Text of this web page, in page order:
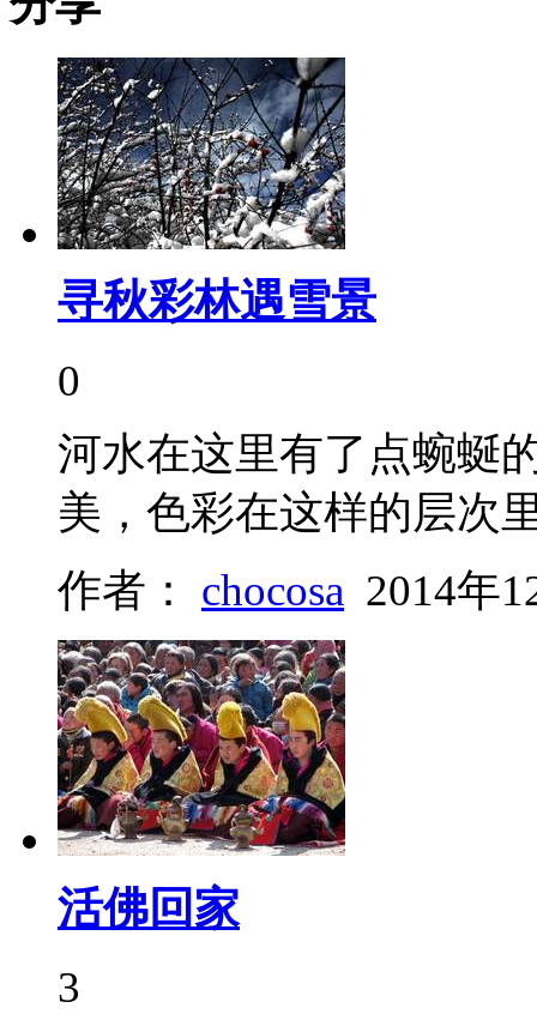
寻秋彩林遇雪景
0
河水在这里有了点蜿蜒
美，色彩在这样的层次
作者： chocosa 2014年
活佛回家
3